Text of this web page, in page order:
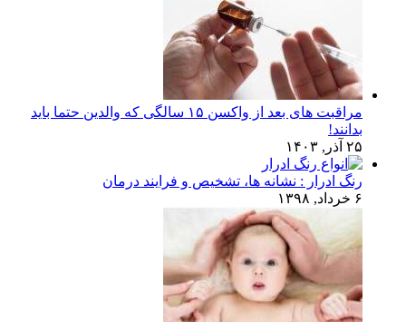
مراقبت های بعد از واکسن ۱۵ سالگی که والدین حتما باید
بدانند!
۲۵ آذر, ۱۴۰۳
رنگ ادرار : نشانه ها، تشخیص و فرایند درمان
۶ خرداد, ۱۳۹۸